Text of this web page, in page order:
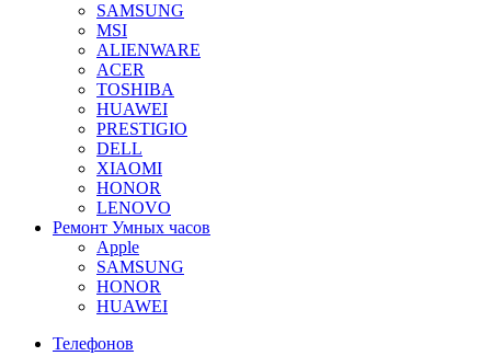
SAMSUNG
MSI
ALIENWARE
ACER
TOSHIBA
HUAWEI
PRESTIGIO
DELL
XIAOMI
HONOR
LENOVO
Ремонт Умных часов
Apple
SAMSUNG
HONOR
HUAWEI
Телефонов